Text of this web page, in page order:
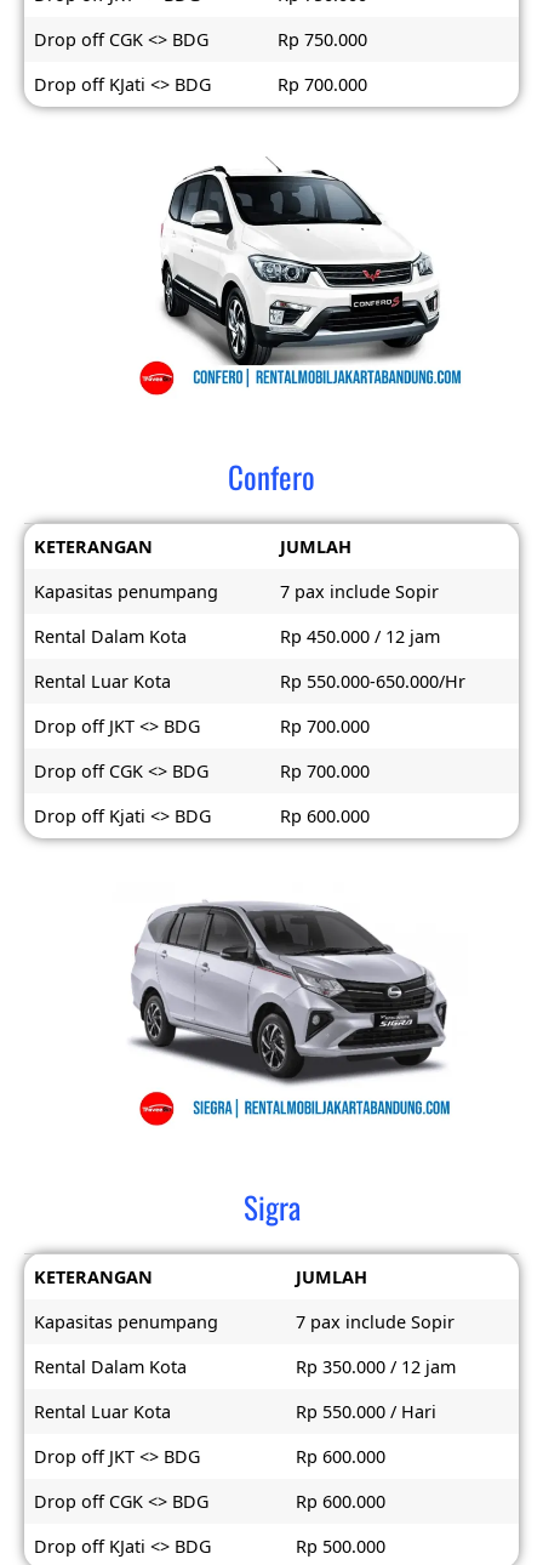
Drop off CGK <> BDG
Rp 750.000
Drop off KJati <> BDG
Rp 700.000
Confero
KETERANGAN
JUMLAH
Kapasitas penumpang
7 pax include Sopir
Rental Dalam Kota
Rp 450.000 / 12 jam
Rental Luar Kota
Rp 550.000-650.000/Hr
Drop off JKT <> BDG
Rp 700.000
Drop off CGK <> BDG
Rp 700.000
Drop off Kjati <> BDG
Rp 600.000
Sigra
KETERANGAN
JUMLAH
Kapasitas penumpang
7 pax include Sopir
Rental Dalam Kota
Rp 350.000 / 12 jam
Rental Luar Kota
Rp 550.000 / Hari
Drop off JKT <> BDG
Rp 600.000
Drop off CGK <> BDG
Rp 600.000
Drop off KJati <> BDG
Rp 500.000